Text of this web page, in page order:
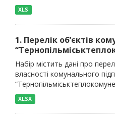
XLS
1. Перелік об’єктів
Набір містить дані про
власності комунального
XLSX